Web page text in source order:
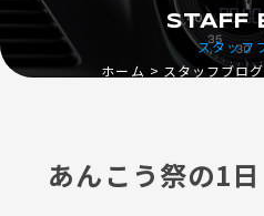
スタッフ
STAFF
ホーム スタッフブログ
あんこう祭の1日